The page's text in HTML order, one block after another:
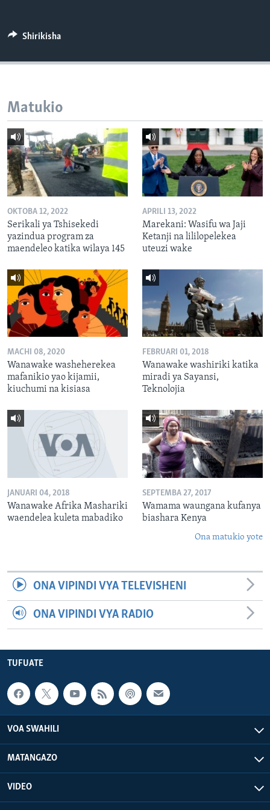
Shirikisha
Matukio
OKTOBA 12, 2022
Serikali ya Tshisekedi
yazindua program za
maendeleo katika wilaya 145
APRILI 13, 2022
Marekani: Wasifu wa Jaji
Ketanji na lililopelekea
uteuzi wake
MACHI 08, 2020
Wanawake washeherekea
mafanikio yao kijamii,
kiuchumi na kisiasa
FEBRUARI 01, 2018
Wanawake washiriki katika
miradi ya Sayansi,
Teknolojia
JANUARI 04, 2018
Wanawake Afrika Mashariki
waendelea kuleta mabadiko
SEPTEMBA 27, 2017
Wamama waungana kufanya
biashara Kenya
Ona matukio yote
ONA VIPINDI VYA TELEVISHENI
ONA VIPINDI VYA RADIO
TUFUATE
VOA SWAHILI
MATANGAZO
VIDEO